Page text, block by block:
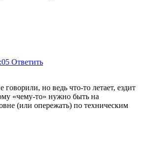
Ответить
но ведь что-то летает, ездит
«чему-то» нужно быть на
(или опережать) по техническим